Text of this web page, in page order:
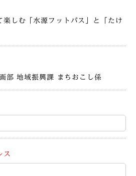
楽しむ「水源フットパス」と「たけ
部 地域振興課 まちおこし係
ス